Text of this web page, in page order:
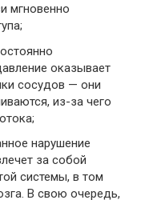
мгновенно
оказывает
сосудов — они
из-за чего
нарушение
за собой
системы, в том
В свою очередь,